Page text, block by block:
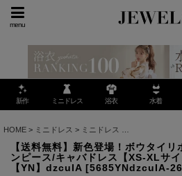
menu
新作 ミニドレス 浴衣 水着
HOME > ミニドレス > ミニドレス
【送料無料】新色登場！ボウタイ
ンピース/キャバドレス【XS-XLサ
【YN】dzcuIA [5685YNdzcuIA-